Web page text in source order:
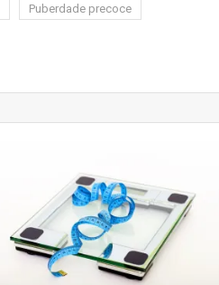
Puberdade precoce